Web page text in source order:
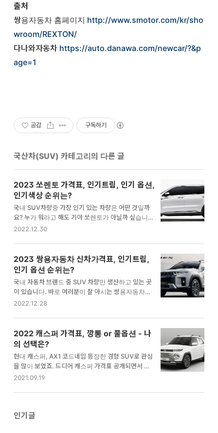
출처
쌍용자동차 홈페이지 http://www.smotor.com/kr/sho
wroom/REXTON/
다나와자동차 https://auto.danawa.com/newcar/?&p
age=1
공감 구독하기
국산차(SUV) 카테고리의 다른 글
2023 쏘렌토 가격표, 인기트림, 인기 옵션,
인기색상 순위는?
국내 SUV차량중 가장 인기 있는 차량은 어떤 것일까
요? 누가 뭐라고 해도 기아 쏘렌토가 아닐까 싶습니다.
실내 공간도 넓고 승차감도 넓어서 어느 하나 빠지는 것
것 같습니다. 2023년 쏘렌토 가격표를 기본으로 인기
트림, 인기 옵션, 인기색상을 알려드릴께요. 차량 선택
시 도움이 되셨으면 합니다. [[목차]] 1. 기아 쏘렌토 가
격표, 할인혜택은? 쏘렌토, 2023년형 출시되면서 기존
보다 가격표가 소폭 상승했습니다. 매년 자동차 새 모델
이 나올때마다 단골 멘트죠. '상품성을 강화'된 쏘렌토
의 가격은 어떻게 바뀌었을까요? 또 5인승, 6인승, 7인
2022.12.30
2023 쌍용자동차 신차가격표, 인기트림,
인기 옵션 순위는?
국내 자동차 브랜드 중 SUV 차량만 생산하고 있는 곳
이 있습니다. 바로 여러분이 잘 아시는 쌍용자동차입니
다. 튼튼하고 내구성이 좋다는 이미지를 가지고 있는데
고 있습니다. 쌍용자동차 신차가격표를 통해 차량가격
과 인기 있는 트림, 옵션을 통해 차량선택에 도움이 되
셨으면 좋겠습니다. [[목차]] 1. 토레스 신차가격표, 할
인혜택은? 쌍용차의 이미지를 완전 바꿔놓은 차량이
죠? 가성비가 좋아 인기 있는 모델입니다. 가솔린 1.5
터보 엔진이라 배기량은 적지만 출력은 작지 않죠. 우선
토레스 신차가격표를 알려드립니다. 1) 신차가격표 신
2022.12.28
2022 캐스퍼 가격표, 깡통 or 풀옵션 - 나
의 선택은?
현대 캐스퍼, AX1 코드네임 등장한 경형 SUV로 관심
을 많이 보였죠. 드디어 캐스퍼 가격표 공개되면서 사전
예약이 시작되었는데요. 가격 때문에 말이 많더라구요.
실상 소비자의 선택지는 두 가지인데요. 왜 깡통(스마
드리겠습니다. 캐스퍼 깡통(스마트 트림) : 1385만원
2021.09.19
인기글